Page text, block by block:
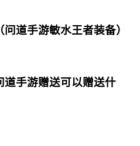
道手游敏水王者装备）
道手游赠送可以赠送什